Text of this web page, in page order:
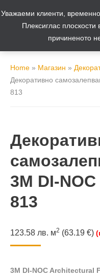
Home » Магазин »
Декоративно
813
3M DI-
813
123.58 лв. м2 (63.19 €)
3M DI-NOC Architectural
Уважаеми клиенти,
Плексиглас
причиненото